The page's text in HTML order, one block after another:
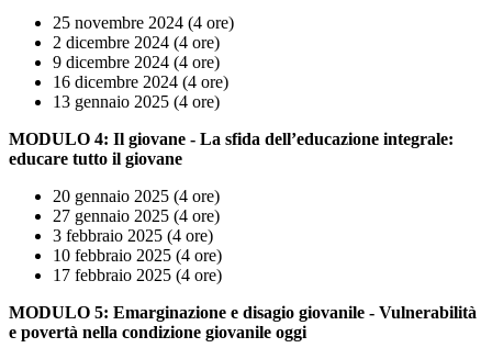
25 novembre 2024 (4 ore)
2 dicembre 2024 (4 ore)
9 dicembre 2024 (4 ore)
16 dicembre 2024 (4 ore)
13 gennaio 2025 (4 ore)
MODULO 4: Il giovane - La sfida dell’educazione integrale:
educare tutto il giovane
20 gennaio 2025 (4 ore)
27 gennaio 2025 (4 ore)
3 febbraio 2025 (4 ore)
10 febbraio 2025 (4 ore)
17 febbraio 2025 (4 ore)
MODULO 5: Emarginazione e disagio giovanile - Vulnerabilità
e povertà nella condizione giovanile oggi